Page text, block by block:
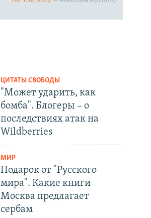
ЦИТАТЫ СВОБОДЫ
"Может ударить, как
бомба". Блогеры – о
последствиях атак на
Wildberries
МИР
Подарок от "Русского
мира". Какие книги
Москва предлагает
сербам